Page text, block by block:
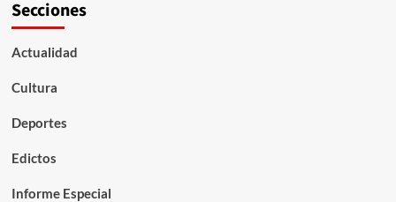
Secciones
Actualidad
Cultura
Deportes
Edictos
Informe Especial